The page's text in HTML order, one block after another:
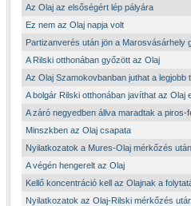
Az Olaj az elsőségért lép pályára
Ez nem az Olaj napja volt
Partizanverés után jön a Marosvásárhely
A Rilski otthonában győzött az Olaj
Az Olaj Szamokovbanban juthat a legjobb
A bolgár Rilski otthonában javíthat az Olaj
A záró negyedben állva maradtak a piros-
Minszkben az Olaj csapata
Nyilatkozatok a Mures-Olaj mérkőzés
A végén hengerelt az Olaj
Kellő koncentráció kell az Olajnak a
Nyilatkozatok az Olaj-Rilski mérkőzés